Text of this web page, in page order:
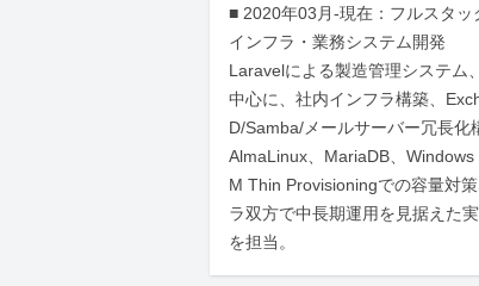
■ 2020年03月-現在：フルスタッ
インフラ・業務システム開発
Laravelによる製造管理システム
中心に、社内インフラ構築、
D/Samba/メールサーバー冗長化
AlmaLinux、MariaDB、
M Thin Provisioningでの容量対
ラ双方で中長期運用を見据えた
を担当。